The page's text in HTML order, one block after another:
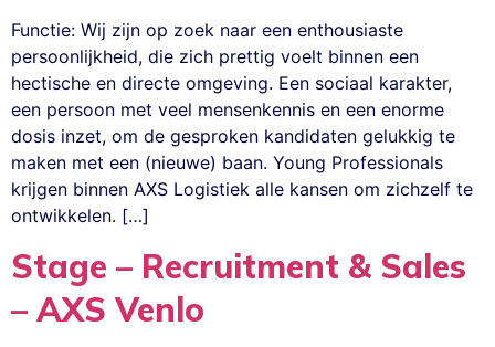
Functie: Wij zijn op zoek naar een enthousiaste
persoonlijkheid, die zich prettig voelt binnen een
hectische en directe omgeving. Een sociaal karakter,
een persoon met veel mensenkennis en een enorme
dosis inzet, om de gesproken kandidaten gelukkig te
maken met een (nieuwe) baan. Young Professionals
krijgen binnen AXS Logistiek alle kansen om zichzelf te
ontwikkelen. […]
Stage – Recruitment & Sales
– AXS Venlo